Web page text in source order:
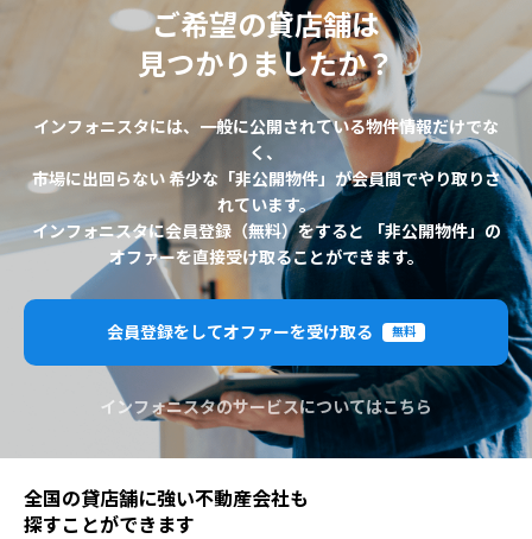
ご希望の貸店舗は
見つかりましたか？
インフォニスタには、一般に公開されている物件情報だけでな
く、
市場に出回らない 希少な「非公開物件」が会員間でやり取りさ
れています。
インフォニスタに会員登録（無料）をすると 「非公開物件」の
オファーを直接受け取ることができます。
会員登録をしてオファーを受け取る 無料
インフォニスタのサービスについてはこちら
全国の貸店舗に強い不動産会社も
探すことができます